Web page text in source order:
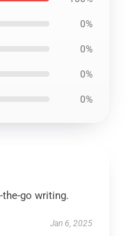
0%
0%
0%
0%
go writing.
Jan 6, 2025